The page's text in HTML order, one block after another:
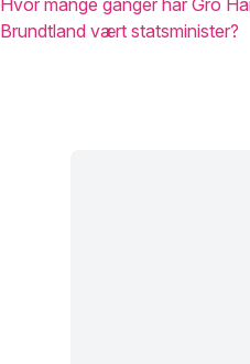
Hvor mange ganger har Gro
Brundtland vært statsminister?